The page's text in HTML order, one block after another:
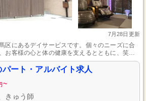
7月28日更新
区にあるデイサービスです。個々のニーズに合
お客様の心と体の健康を支えるとともに、笑顔
ート・アルバイト求人
~
きゅう師